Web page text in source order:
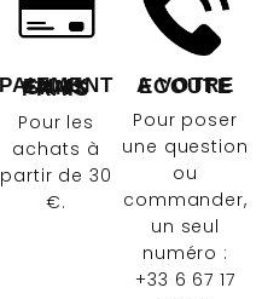
PAIEMENT EN 4X SANS FRAIS
Pour les
achats à
partir de 30
€.
A VOTRE ECOUTE
Pour poser
une question
ou
commander,
un seul
numéro :
+33 6 67 17